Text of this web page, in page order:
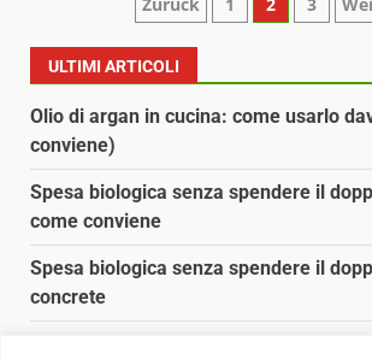
Paginazione
degli
articoli
ULTIMI ARTICOLI
Olio di argan in cucina: come usarlo
conviene)
Spesa biologica senza spendere il
come conviene
Spesa biologica senza spendere il
concrete